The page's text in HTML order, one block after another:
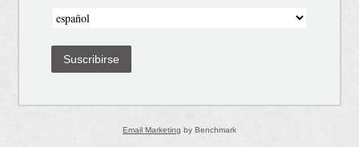
Suscribirse
Email Marketing by Benchmark